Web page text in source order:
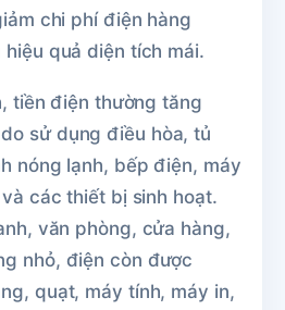
chi phí điện hàng
quả diện tích mái.
tiền điện thường tăng
sử dụng điều hòa, tủ
nóng lạnh, bếp điện, máy
các thiết bị sinh hoạt.
văn phòng, cửa hàng,
nhỏ, điện còn được
quạt, máy tính, máy in,